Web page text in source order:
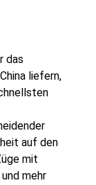
das
liefern,
auf den
mit
mehr